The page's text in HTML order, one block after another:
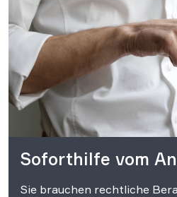
Soforthilfe vom
Sie brauchen rechtliche